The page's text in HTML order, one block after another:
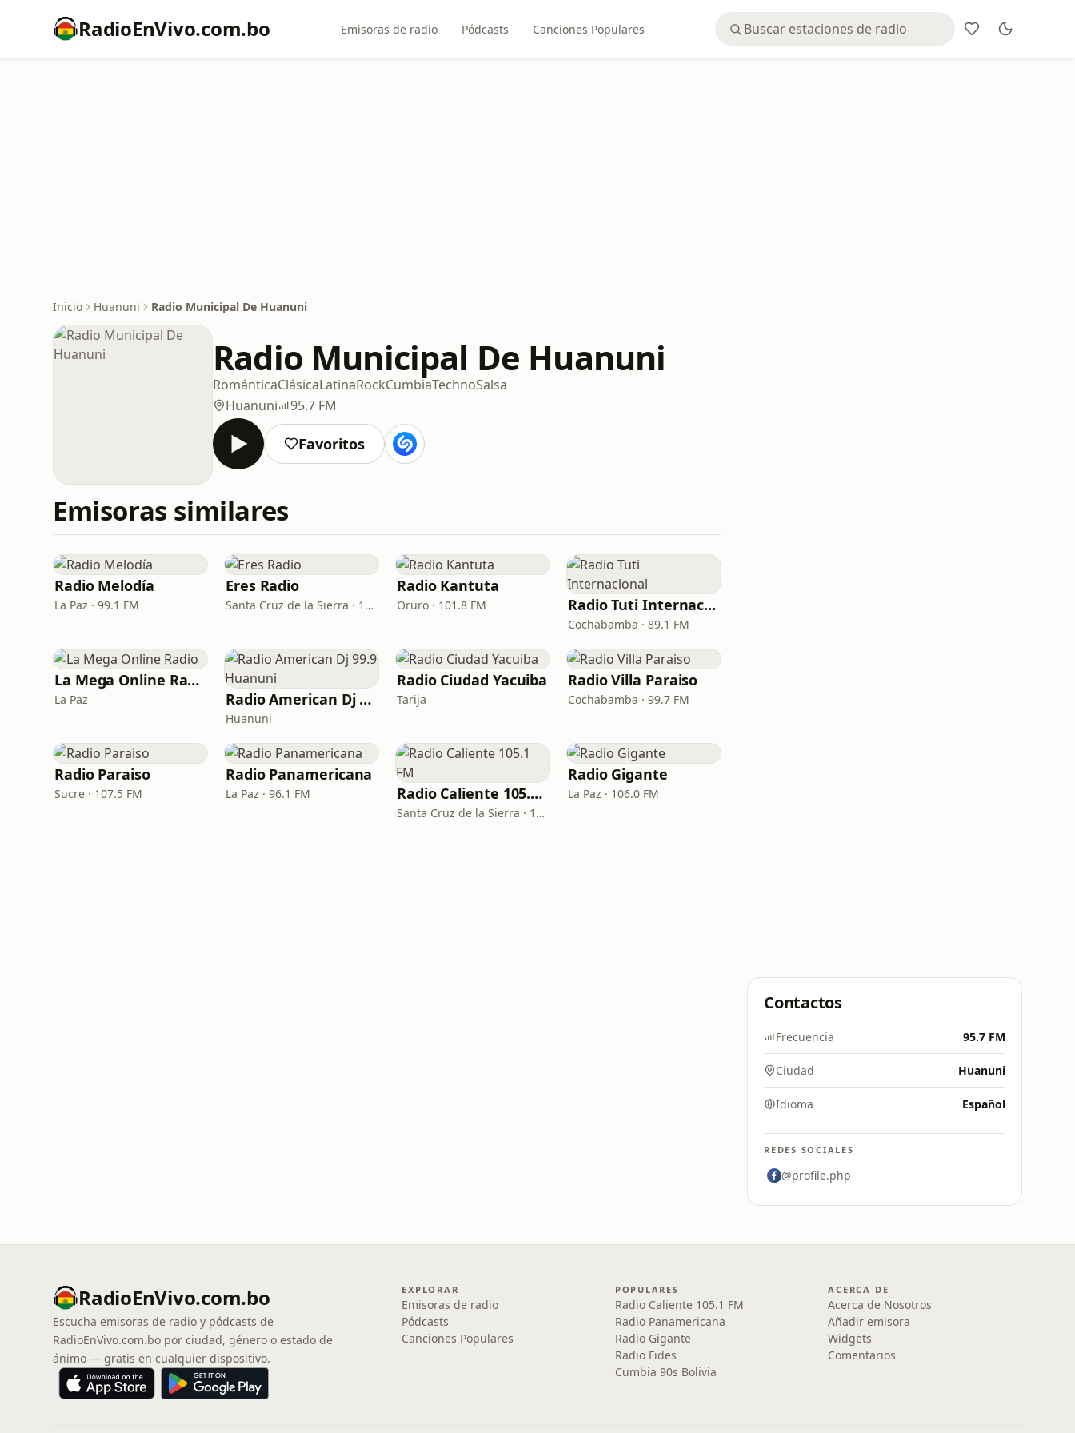
RadioEnVivo.com.bo Emisoras de radio Pódcasts Canciones Populares
Inicio Huanuni Radio Municipal De Huanuni
Radio Municipal De Huanuni
RománticaClásicaLatinaRockCumbiaTechnoSalsa
Huanuni
95.7 FM
Favoritos
Emisoras similares
Radio Melodía
La Paz · 99.1 FM
Eres Radio
Santa Cruz de la Sierra · 105.7 FM
Radio Kantuta
Oruro · 101.8 FM Radio Tuti Internacional
Cochabamba · 89.1 FM
La Mega Online Radio
La Paz Radio American Dj 99.9 Huanuni
Huanuni
Radio Ciudad Yacuiba
Tarija
Radio Villa Paraiso
Cochabamba · 99.7 FM
Radio Paraiso
Sucre · 107.5 FM
Radio Panamericana
La Paz · 96.1 FM Radio Caliente 105.1 FM
Santa Cruz de la Sierra · 105.1 FM
Radio Gigante
La Paz · 106.0 FM
Contactos
Frecuencia 95.7 FM
Ciudad Huanuni
Idioma Español
REDES SOCIALES
@profile.php
RadioEnVivo.com.bo
Escucha emisoras de radio y pódcasts de
RadioEnVivo.com.bo por ciudad, género o estado de
ánimo — gratis en cualquier dispositivo.
EXPLORAR
Emisoras de radio
Pódcasts
Canciones Populares
POPULARES
Radio Caliente 105.1 FM
Radio Panamericana
Radio Gigante
Radio Fides
Cumbia 90s Bolivia
ACERCA DE
Acerca de Nosotros
Añadir emisora
Widgets
Comentarios